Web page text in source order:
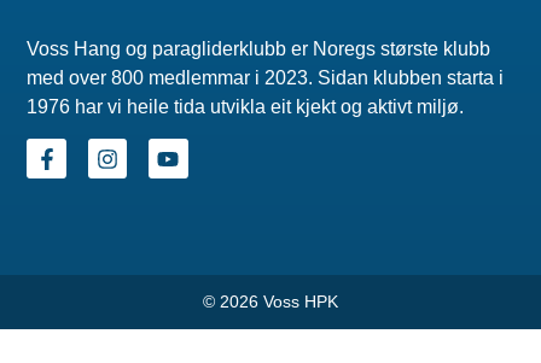
Voss Hang og paragliderklubb er Noregs største klubb
med over 800 medlemmar i 2023. Sidan klubben starta i
1976 har vi heile tida utvikla eit kjekt og aktivt miljø.
© 2026 Voss HPK